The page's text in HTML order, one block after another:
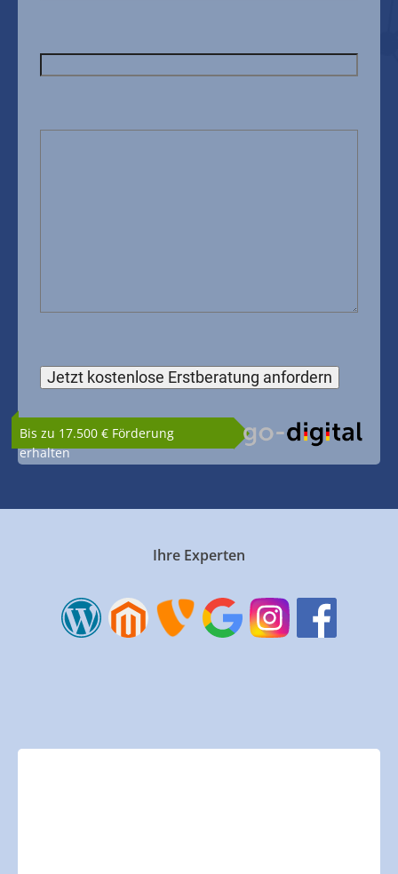
Bis zu 17.500 € Förderung
erhalten
Ihre Experten